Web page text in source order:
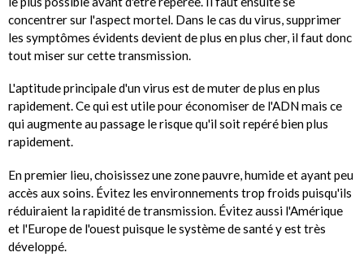
concentrer sur l'aspect mortel. Dans le cas du virus, supprimer
les symptômes évidents devient de plus en plus cher, il faut donc
tout miser sur cette transmission.
L'aptitude principale d'un virus est de muter de plus en plus
rapidement. Ce qui est utile pour économiser de l'ADN mais ce
qui augmente au passage le risque qu'il soit repéré bien plus
rapidement.
En premier lieu, choisissez une zone pauvre, humide et ayant peu
accès aux soins. Évitez les environnements trop froids puisqu'ils
réduiraient la rapidité de transmission. Évitez aussi l'Amérique
et l'Europe de l'ouest puisque le système de santé y est très
développé.